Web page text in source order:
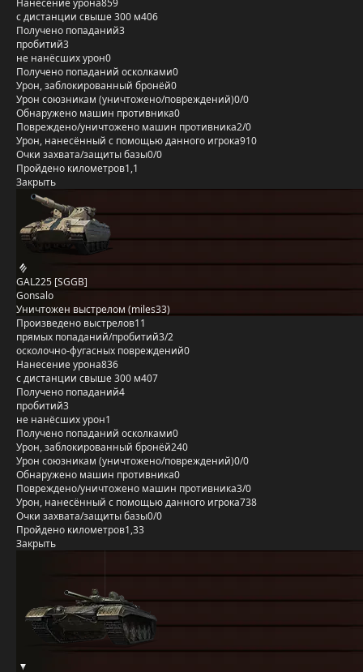
Нанесение урона859
с дистанции свыше 300 м406
Получено попаданий3
пробитий3
не нанёсших урон0
Получено попаданий осколками0
Урон, заблокированный бронёй0
Урон союзникам (уничтожено/повреждений)0/0
Обнаружено машин противника0
Повреждено/уничтожено машин противника2/0
Урон, нанесённый с помощью данного игрока910
Очки захвата/защиты базы0/0
Пройдено километров1,1
Закрыть
GAL225 [SGGB]
Gonsalo
Уничтожен выстрелом (miles33)
Произведено выстрелов11
прямых попаданий/пробитий3/2
осколочно-фугасных повреждений0
Нанесение урона836
с дистанции свыше 300 м407
Получено попаданий4
пробитий3
не нанёсших урон1
Получено попаданий осколками0
Урон, заблокированный бронёй240
Урон союзникам (уничтожено/повреждений)0/0
Обнаружено машин противника0
Повреждено/уничтожено машин противника3/0
Урон, нанесённый с помощью данного игрока738
Очки захвата/защиты базы0/0
Пройдено километров1,33
Закрыть